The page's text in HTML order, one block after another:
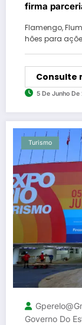
firma
Mundial de
Flamengo,
hões para
Consulte
5 De Junho
Turismo
Governo Do